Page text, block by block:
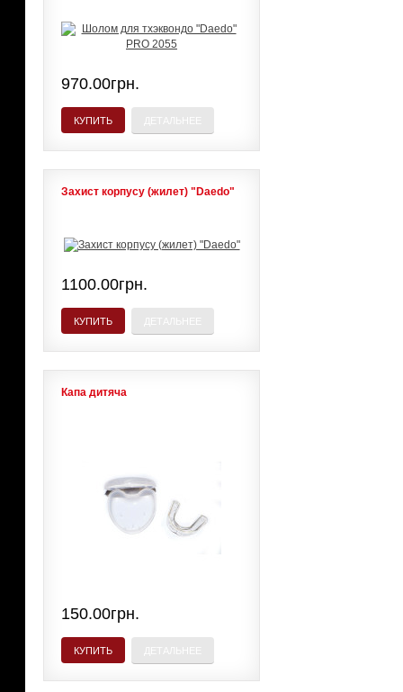
970.00грн.
КУПИТЬ
Захист корпусу (жилет) "Daedo"
1100.00грн.
КУПИТЬ
Капа дитяча
150.00грн.
КУПИТЬ